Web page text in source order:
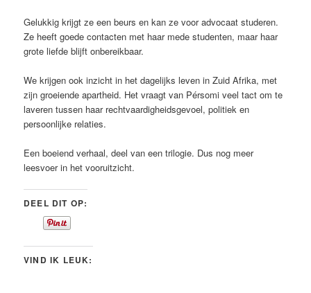
Gelukkig krijgt ze een beurs en kan ze voor advocaat studeren.
Ze heeft goede contacten met haar mede studenten, maar haar
grote liefde blijft onbereikbaar.
We krijgen ook inzicht in het dagelijks leven in Zuid Afrika, met
zijn groeiende apartheid. Het vraagt van Pérsomi veel tact om te
laveren tussen haar rechtvaardigheidsgevoel, politiek en
persoonlijke relaties.
Een boeiend verhaal, deel van een trilogie. Dus nog meer
leesvoer in het vooruitzicht.
DEEL DIT OP:
VIND IK LEUK: